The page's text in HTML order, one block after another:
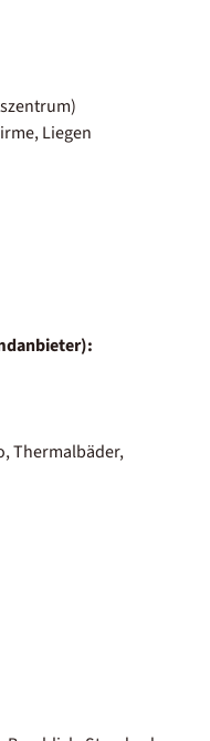
Liegen
Thermalbäder,